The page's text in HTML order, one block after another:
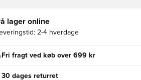
lager online
2-4 hverdage
Fri fragt ved køb over 699 kr
30 dages returret